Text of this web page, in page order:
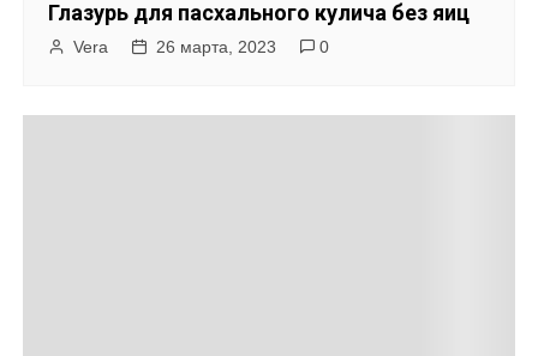
Глазурь для пасхального кулича без яиц
Vera 26 марта, 2023 0